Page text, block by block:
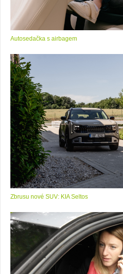
Autosedačka s airbagem
Zbrusu nové SUV: KIA Seltos